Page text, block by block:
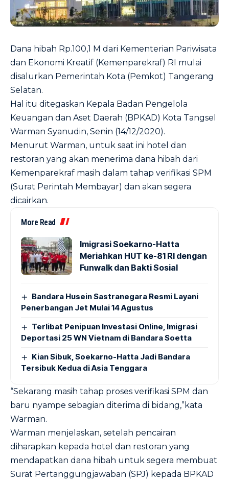
Dana hibah Rp.100,1 M dari Kementerian Pariwisata
dan Ekonomi Kreatif (Kemenparekraf) RI mulai
disalurkan Pemerintah Kota (Pemkot) Tangerang
Selatan.
Hal itu ditegaskan Kepala Badan Pengelola
Keuangan dan Aset Daerah (BPKAD) Kota Tangsel
Warman Syanudin, Senin (14/12/2020).
Menurut Warman, untuk saat ini hotel dan
restoran yang akan menerima dana hibah dari
Kemenparekraf masih dalam tahap verifikasi SPM
(Surat Perintah Membayar) dan akan segera
dicairkan.
More Read
Imigrasi Soekarno-Hatta
Meriahkan HUT ke-81 RI dengan
Funwalk dan Bakti Sosial
Bandara Husein Sastranegara Resmi Layani
Penerbangan Jet Mulai 14 Agustus
Terlibat Penipuan Investasi Online, Imigrasi
Deportasi 25 WN Vietnam di Bandara Soetta
Kian Sibuk, Soekarno-Hatta Jadi Bandara
Tersibuk Kedua di Asia Tenggara
“Sekarang masih tahap proses verifikasi SPM dan
baru nyampe sebagian diterima di bidang,”kata
Warman.
Warman menjelaskan, setelah pencairan
diharapkan kepada hotel dan restoran yang
mendapatkan dana hibah untuk segera membuat
Surat Pertanggungjawaban (SPJ) kepada BPKAD